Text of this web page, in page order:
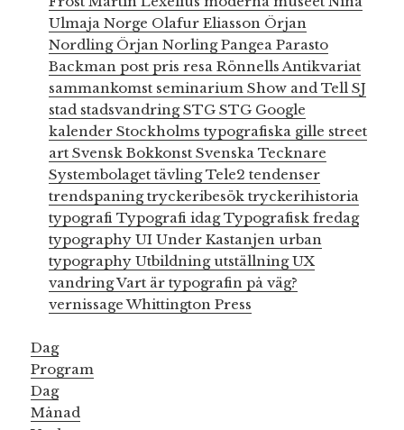
UlmajaNorge Olafur Eliasson Örjan
Nordling Örjan NorlingPangeaParasto
BackmanpostprisresaRönnells Antikvariat
sammankomst seminariumShow and TellSJ
stad stadsvandringSTGSTG Google
kalenderStockholms typografiska gille street
artSvensk BokkonstSvenska Tecknare
SystembolagettävlingTele2tendenser
trendspaningtryckeribesöktryckerihistoria
typografiTypografi idagTypografisk fredag
typographyUIUnder Kastanjenurban
typographyUtbildningutställningUX
vandringVart är typografin på väg?
vernissageWhittington Press
Dag
Program
Dag
Månad